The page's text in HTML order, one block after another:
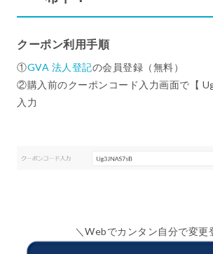
クーポン利用手順
①GVA 法人登記の会員登録（無料）
②購入前のクーポンコード入力画面で【
入力
＼Webでカンタン自分で変更